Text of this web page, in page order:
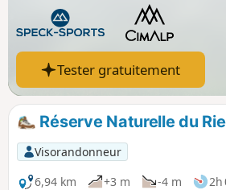
Tester gratuitement
Réserve Naturelle du
Visorandonneur
6,94 km
+3 m -4 m
2h